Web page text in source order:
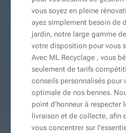
vous soyez en pleine
ayez simplement besoin de
jardin, notre large gamme
votre disposition pour vous
Avec ML Recyclage , vous
seulement de tarifs
conseils personnalisés pour
optimale de nos bennes.
point d'honneur à respecter
livraison et de collecte, afin
vous concentrer sur